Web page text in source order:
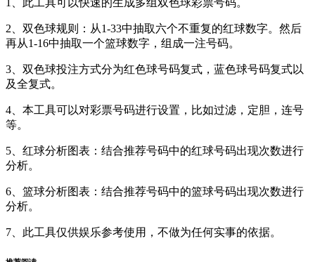
1、此工具可以快速的生成多组双色球彩票号码。
2、双色球规则：从1-33中抽取六个不重复的红球数字。然后
再从1-16中抽取一个篮球数字，组成一注号码。
3、双色球投注方式分为红色球号码复式，蓝色球号码复式以
及全复式。
4、本工具可以对彩票号码进行设置，比如过滤，定胆，连号
等。
5、红球分析图表：结合推荐号码中的红球号码出现次数进行
分析。
6、篮球分析图表：结合推荐号码中的篮球号码出现次数进行
分析。
7、此工具仅供娱乐参考使用，不做为任何实事的依据。